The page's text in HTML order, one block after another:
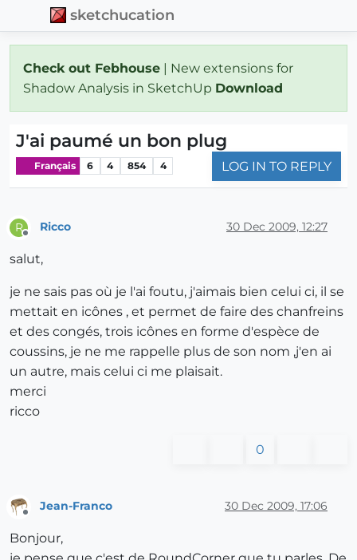
sketchucation
Check out Febhouse | New extensions for
Shadow Analysis in SketchUp Download
J'ai paumé un bon plug
Français 6 4 854 4 LOG IN TO REPLY
R Ricco 30 Dec 2009, 12:27
salut,
je ne sais pas où je l'ai foutu, j'aimais bien celui ci, il se
mettait en icônes , et permet de faire des chanfreins
et des congés, trois icônes en forme d'espèce de
coussins, je ne me rappelle plus de son nom ,j'en ai
un autre, mais celui ci me plaisait.
merci
ricco
0
Jean-Franco 30 Dec 2009, 17:06
Bonjour,